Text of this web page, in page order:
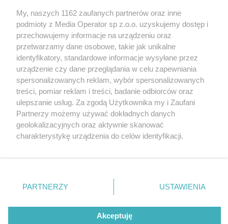
Wydawca mediówlokalnych
Nie zapomnij
zapoznać się z:
polityką prywatności regulamin korzystania z portali
Twojemiasto
Piekary Śląskie
Chorzów
Tarnowskie Góry
Gliwice
Skontakuj sięz nami
Kontakt
Wydawca
Redakcja
My, naszych 1162 zaufanych partnerów oraz inne
podmioty z Media Operator sp z.o.o. uzyskujemy dostęp i
przechowujemy informacje na urządzeniu oraz
przetwarzamy dane osobowe, takie jak unikalne
identyfikatory, standardowe informacje wysyłane przez
urządzenie czy dane przeglądania w celu zapewniania
spersonalizowanych reklam, wybór spersonalizowanych
treści, pomiar reklam i treści, badanie odbiorców oraz
ulepszanie usług. Za zgodą Użytkownika my i Zaufani
Partnerzy możemy używać dokładnych danych
geolokalizacyjnych oraz aktywnie skanować
charakterystykę urządzenia do celów identyfikacji.
zmienić/wycofać klikając przycisk ustawień prywatności
znajdujący się w lewym dolnym rogu strony
rodzaje przetwarzania danych nie wymagają zgody
użytkownika, ale masz prawo sprzeciwić się takiemu
PARTNERZY USTAWIENIA
Akceptuję